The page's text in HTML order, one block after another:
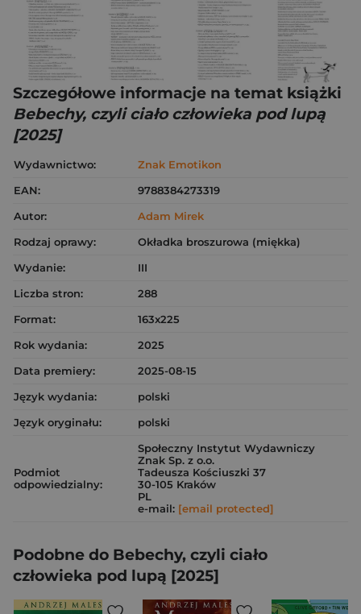
Szczegółowe informacje na temat książki
Bebechy, czyli ciało człowieka pod lupą
[2025]
Wydawnictwo:
Znak Emotikon
EAN:
9788384273319
Autor:
Adam Mirek
Rodzaj oprawy:
Okładka broszurowa (miękka)
Wydanie:
III
Liczba stron:
288
Format:
163x225
Rok wydania:
2025
Data premiery:
2025-08-15
Język wydania:
polski
Język oryginału:
polski
Podmiot
odpowiedzialny:
Społeczny Instytut Wydawniczy
Znak Sp. z o.o.
Tadeusza Kościuszki 37
30-105 Kraków
PL
e-mail: [email protected]
Podobne do Bebechy, czyli ciało
człowieka pod lupą [2025]